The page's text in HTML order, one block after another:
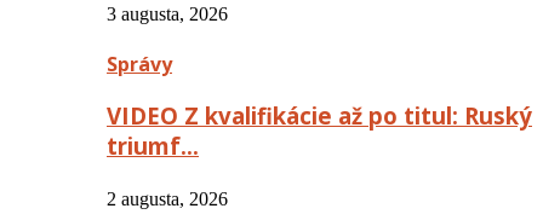
3 augusta, 2026
Správy
VIDEO Z kvalifikácie až po titul: Ruský
triumf…
2 augusta, 2026